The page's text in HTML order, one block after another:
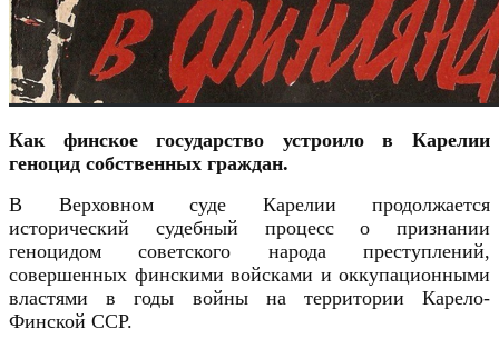
Как финское государство устроило в Карелии
геноцид собственных граждан.
В Верховном суде Карелии продолжается
исторический судебный процесс о признании
геноцидом советского народа преступлений,
совершенных финскими войсками и оккупационными
властями в годы войны на территории Карело-
Финской ССР.